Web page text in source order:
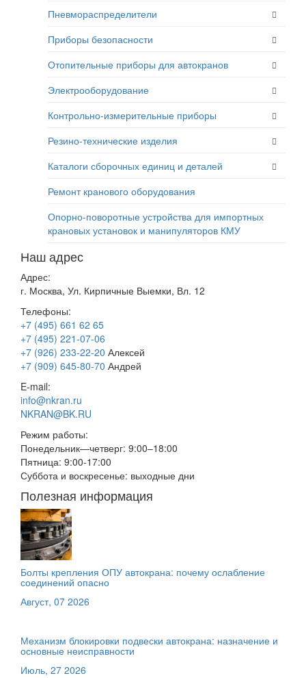
Пневмораспределители
Приборы безопасности
Отопительные приборы для автокранов
Электрооборудование
Контрольно-измерительные приборы
Резино-технические изделия
Каталоги сборочных единиц и деталей
Ремонт кранового оборудования
Опорно-поворотные устройства для импортных
крановых установок и манипуляторов КМУ
Наш адрес
Адрес:
г. Москва, Ул. Кирпичные Выемки, Вл. 12
Телефоны:
+7 (495) 661 62 65
+7 (495) 221-07-06
+7 (926) 233-22-20 Алексей
+7 (909) 645-80-70 Андрей
E-mail:
info@nkran.ru
NKRAN@BK.RU
Режим работы:
Понедельник—четверг: 9:00–18:00
Пятница: 9:00-17:00
Суббота и воскресенье: выходные дни
Полезная информация
Болты крепления ОПУ автокрана: почему ослабление
соединений опасно
Август, 07 2026
Механизм блокировки подвески автокрана: назначение и
основные неисправности
Июль, 27 2026